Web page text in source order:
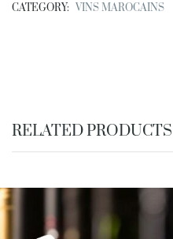
CATEGORY: VINS MAROCAINS
RELATED PRODUCTS